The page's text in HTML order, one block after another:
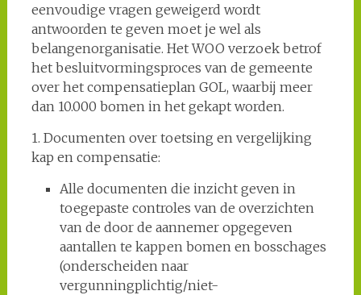
eenvoudige vragen geweigerd wordt
antwoorden te geven moet je wel als
belangenorganisatie. Het WOO verzoek betrof
het besluitvormingsproces van de gemeente
over het compensatieplan GOL, waarbij meer
dan 10.000 bomen in het gekapt worden.
1. Documenten over toetsing en vergelijking
kap en compensatie:
Alle documenten die inzicht geven in
toegepaste controles van de overzichten
van de door de aannemer opgegeven
aantallen te kappen bomen en bosschages
(onderscheiden naar
vergunningplichtig/niet-